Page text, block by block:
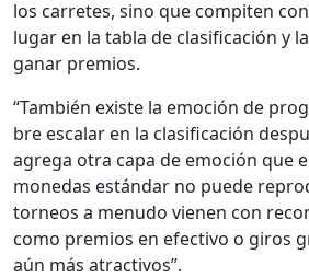
los car­retes, sino que com­piten
lugar en la tabla de clasi­fi­cación y
ganar pre­mios.
“Tam­bién existe la emo­ción de
bre escalar en la clasi­fi­cación
agre­ga otra capa de emo­ción que
monedas están­dar no puede
tor­neos a menudo vienen con
como pre­mios en efec­ti­vo o giros
aún más atrac­tivos”.